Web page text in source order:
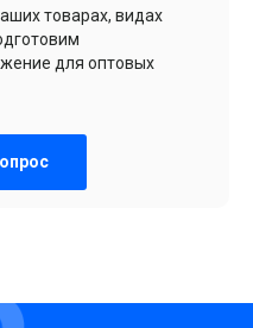
товарах, видах
для оптовых